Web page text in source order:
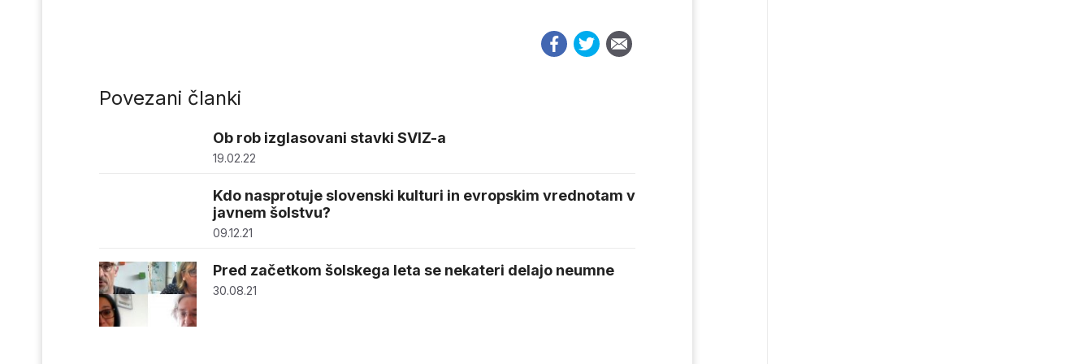
Povezani članki
Ob rob izglasovani stavki SVIZ-a
19.02.22
Kdo nasprotuje slovenski kulturi in evropskim vrednotam v
javnem šolstvu?
09.12.21
Pred začetkom šolskega leta se nekateri delajo neumne
30.08.21